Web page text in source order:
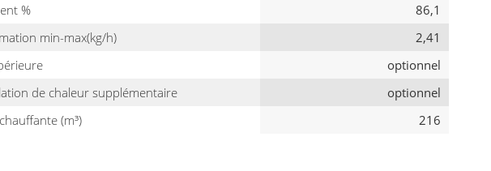
%
86,1
min-max(kg/h)
2,41
optionnel
de chaleur supplémentaire
optionnel
(m³)
216